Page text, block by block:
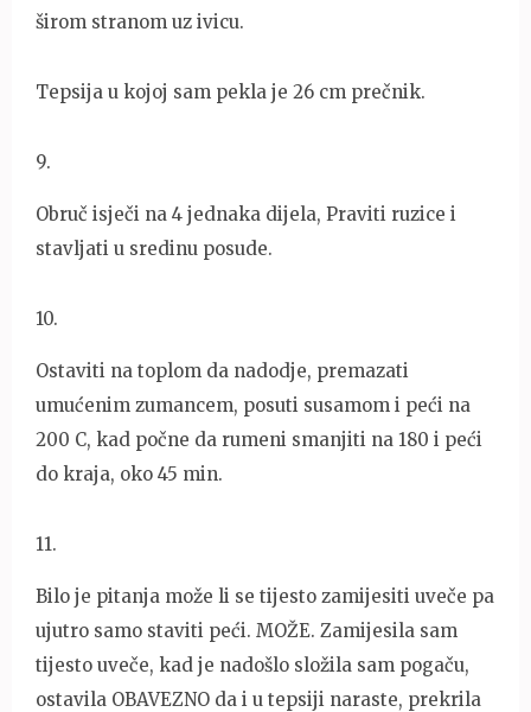
širom stranom uz ivicu.
Tepsija u kojoj sam pekla je 26 cm prečnik.
9.
Obruč isječi na 4 jednaka dijela, Praviti ruzice i
stavljati u sredinu posude.
10.
Ostaviti na toplom da nadodje, premazati
umućenim zumancem, posuti susamom i peći na
200 C, kad počne da rumeni smanjiti na 180 i peći
do kraja, oko 45 min.
11.
Bilo je pitanja može li se tijesto zamijesiti uveče pa
ujutro samo staviti peći. MOŽE. Zamijesila sam
tijesto uveče, kad je nadošlo složila sam pogaču,
ostavila OBAVEZNO da i u tepsiji naraste, prekrila